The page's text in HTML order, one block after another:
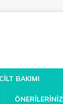
CILT BAKIMI
ÖNERILERINIZ